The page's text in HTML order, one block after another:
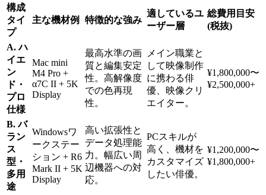
構成
タイ
プ
主な機材例 特徴的な強み
適しているユ
ーザー層
総費用目安
(税抜)
A. ハ
イエ
ン
ド・
プロ
仕様
Mac mini
M4 Pro +
α7C II + 5K
Display
最高水準の画
質と編集安定
性。高解像度
での色再現
性。
メイン職業と
して映像制作
に携わる俳
優、映像クリ
エイター。
¥1,800,000〜
¥2,500,000+
B. バ
ラン
ス
型・
多用
途
Windowsワ
ークステー
ション + R6
Mark II + 5K
Display
高い拡張性と
データ処理能
力。幅広い周
辺機器への対
応。
PCスキルが
高く、機材を
カスタマイズ
したい俳優。
¥1,200,000〜
¥1,800,000+